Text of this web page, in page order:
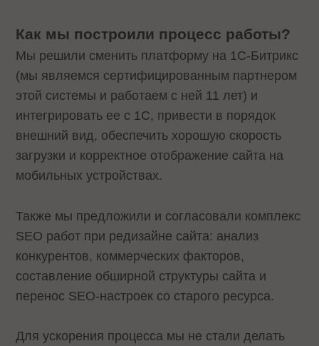
Как мы построили процесс работы?
Мы решили сменить платформу на 1С-Битрикс
(мы являемся сертифицированным партнером
этой системы и работаем с ней 11 лет) и
интегрировать ее с 1С, привести в порядок
внешний вид, обеспечить хорошую скорость
загрузки и корректное отображение сайта на
мобильных устройствах.
Также мы предложили и согласовали комплекс
SEO работ при редизайне сайта: анализ
конкурентов, коммерческих факторов,
составление обширной структуры сайта и
перенос SEO-настроек со старого ресурса.
Для ускорения процесса мы не стали делать